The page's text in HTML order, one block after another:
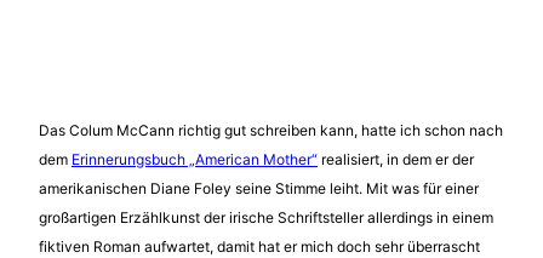
Das Colum McCann richtig gut schreiben kann, hatte ich schon nach
dem Erinnerungsbuch „American Mother“ realisiert, in dem er der
amerikanischen Diane Foley seine Stimme leiht. Mit was für einer
großartigen Erzählkunst der irische Schriftsteller allerdings in einem
fiktiven Roman aufwartet, damit hat er mich doch sehr überrascht